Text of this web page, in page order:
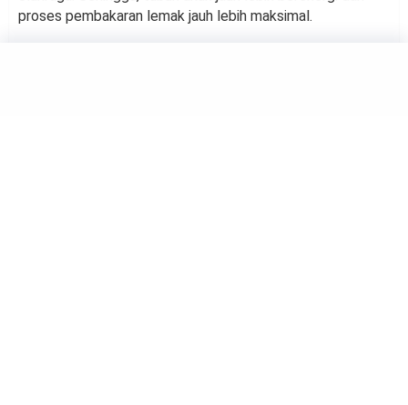
proses pembakaran lemak jauh lebih maksimal.